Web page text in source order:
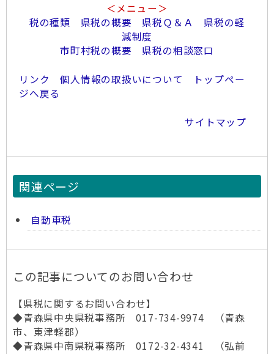
＜メニュー＞
税の種類
県税の概要 県税Ｑ＆Ａ
県税の軽
減制度
市町村税の概要
県税の相談窓口
リンク 個人情報の取扱いについて
トップペー
ジへ戻る
サイトマップ
関連ページ
自動車税
この記事についてのお問い合わせ
【県税に関するお問い合わせ】
◆青森県中央県税事務所 017-734-9974 （青森
市、東津軽郡）
◆青森県中南県税事務所 0172-32-4341 （弘前